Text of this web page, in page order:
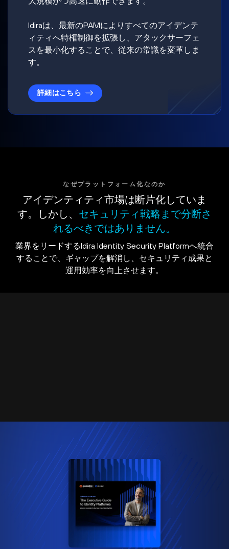
Idiraは、最新のPAMによりすべてのアイデンテ
ィティへ特権制御を拡張し、アタックサーフェ
スを最小化することで、従来の常識を変革しま
す。
詳細はこちら
なぜプラットフォーム化なのか
アイデンティティ市場は断片化していま
す。しかし、 セキュリティ戦略まで分断さ
れるべきではありません。
業界をリードするIdira Identity Security Platformへ統合
することで、ギャップを解消し、セキュリティ成果と
運用効率を向上させます。